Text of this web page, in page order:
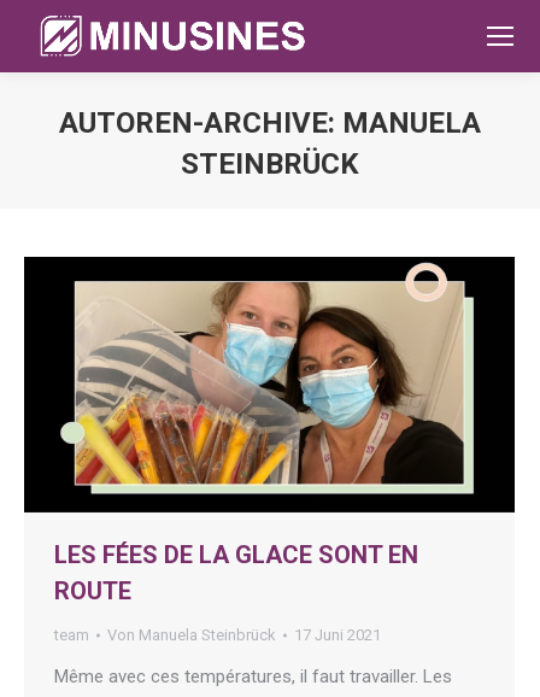
AUTOREN-ARCHIVE: MANUELA
STEINBRÜCK
LES FÉES DE LA GLACE SONT EN
ROUTE
team Von Manuela Steinbrück 17 Juni 2021
Même avec ces températures, il faut travailler. Les